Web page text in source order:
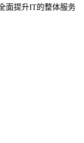
面提升IT的整体服务